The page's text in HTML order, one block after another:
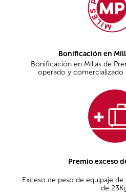
Bonificación en
Bonificación en Millas de
operado y comercializado
Premio exceso
Exceso de peso de equipaje
de